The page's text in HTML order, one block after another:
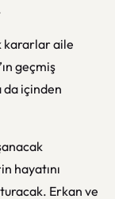
kararlar aile
geçmiş
da içinden
hayatını
Erkan ve